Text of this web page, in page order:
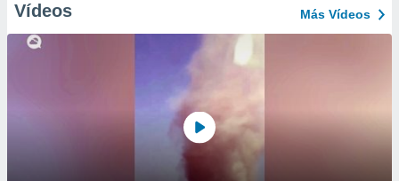
Vídeos Más Vídeos